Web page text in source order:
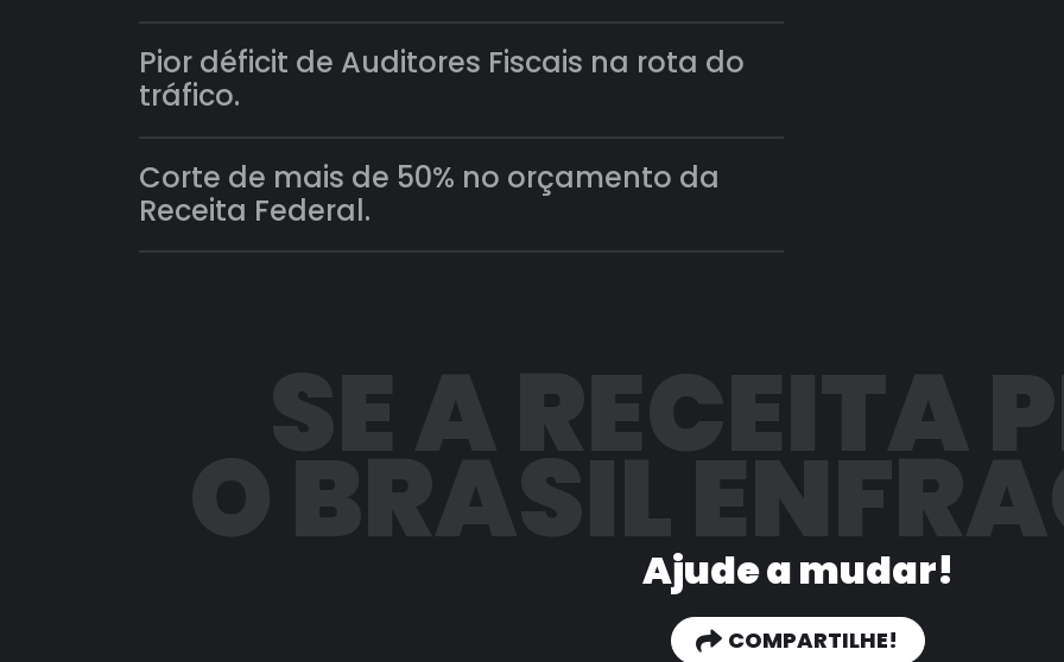
Pior déficit de Auditores Fiscais na rota do
tráfico.
Corte de mais de 50% no orçamento da
Receita Federal.
Ajude a mudar!
COMPARTILHE!